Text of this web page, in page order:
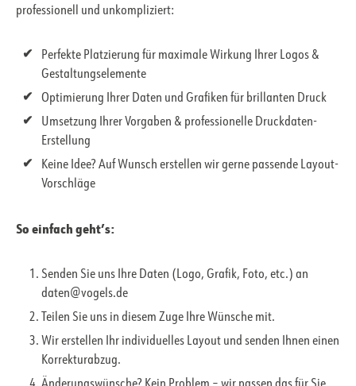
professionell und unkompliziert:
Perfekte Platzierung für maximale Wirkung Ihrer Logos &
Gestaltungselemente
Optimierung Ihrer Daten und Grafiken für brillanten Druck
Umsetzung Ihrer Vorgaben & professionelle Druckdaten-
Erstellung
Keine Idee? Auf Wunsch erstellen wir gerne passende Layout-
Vorschläge
So einfach geht’s:
Senden Sie uns Ihre Daten (Logo, Grafik, Foto, etc.) an
daten@vogels.de
Teilen Sie uns in diesem Zuge Ihre Wünsche mit.
Wir erstellen Ihr individuelles Layout und senden Ihnen einen
Korrekturabzug.